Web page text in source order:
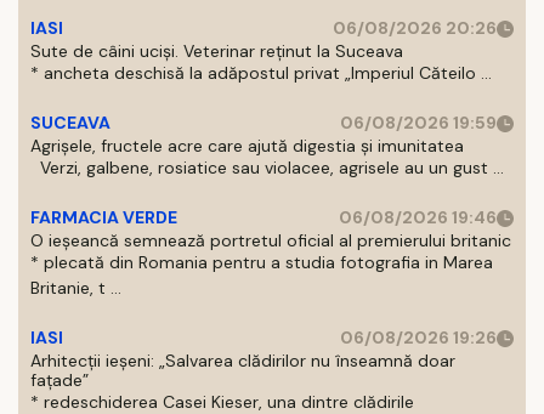
IASI
06/08/2026 20:26
Sute de câini uciși. Veterinar reținut la Suceava
* ancheta deschisă la adăpostul privat „Imperiul Căteilo ...
SUCEAVA
06/08/2026 19:59
Agrișele, fructele acre care ajută digestia și imunitatea
Verzi, galbene, rosiatice sau violacee, agrisele au un gust ...
FARMACIA VERDE
06/08/2026 19:46
O ieșeancă semnează portretul oficial al premierului britanic
* plecată din Romania pentru a studia fotografia in Marea
Britanie, t ...
IASI
06/08/2026 19:26
Arhitecții ieșeni: „Salvarea clădirilor nu înseamnă doar
fațade”
* redeschiderea Casei Kieser, una dintre clădirile